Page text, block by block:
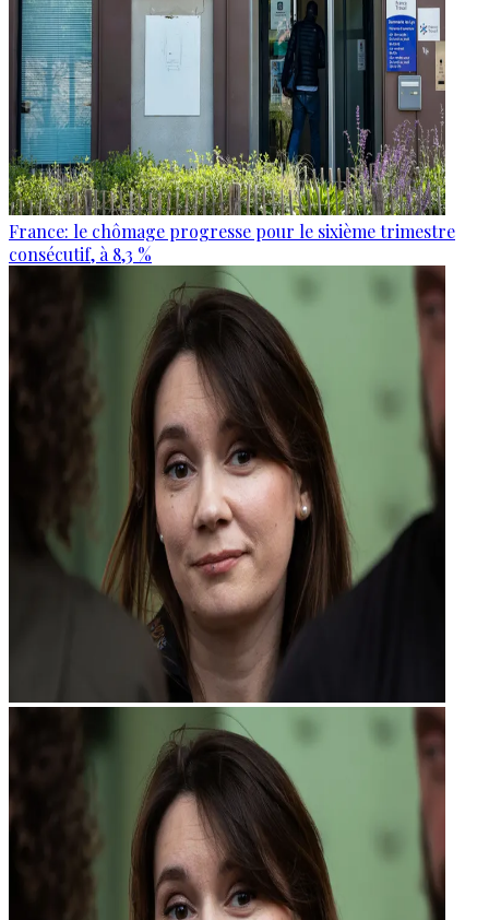
France: le chômage progresse pour le sixième trimestre
consécutif, à 8,3 %